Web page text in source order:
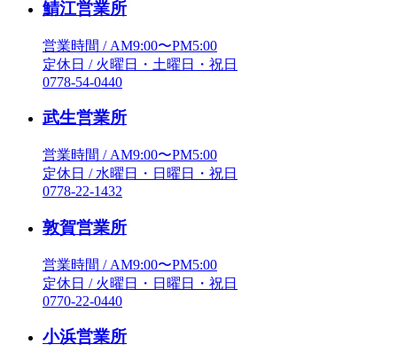
鯖江営業所
営業時間 / AM9:00〜PM5:00
定休日 / 火曜日・土曜日・祝日
0778-54-0440
武生営業所
営業時間 / AM9:00〜PM5:00
定休日 / 水曜日・日曜日・祝日
0778-22-1432
敦賀営業所
営業時間 / AM9:00〜PM5:00
定休日 / 火曜日・日曜日・祝日
0770-22-0440
小浜営業所